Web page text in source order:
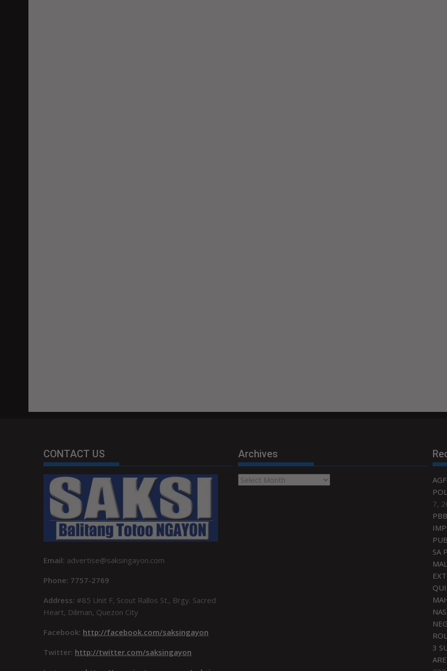
CONTACT US
Email: advertise@saksingayon.com
Phone: 7757-2769
Address: #85 Unit F, Scout Rallos St., Brgy. Sacred
Heart, Diliman, Quezon City
Facebook: http://facebook.com/saksingayon
Twitter: http://twitter.com/saksingayon
Archives
Archives
7,
SA
3